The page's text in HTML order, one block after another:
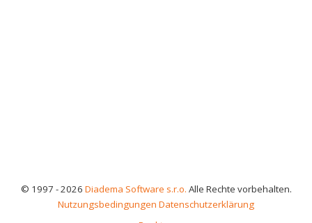
© 1997 - 2026 Diadema Software s.r.o. Alle Rechte vorbehalten.
Nutzungsbedingungen Datenschutzerklärung